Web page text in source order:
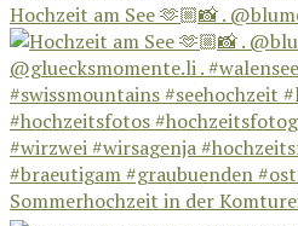
Hochzeit am See 🫶🏼📸 .
Sommerhochzeit in der